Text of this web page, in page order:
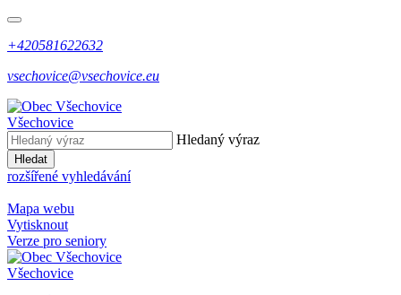
+420581622632
vsechovice@vsechovice.eu
Všechovice
Hledaný výraz
Hledat
rozšířené vyhledávání
Mapa webu
Vytisknout
Verze pro seniory
Všechovice